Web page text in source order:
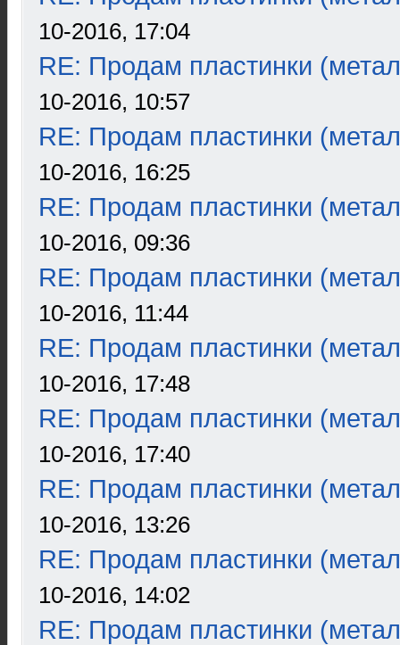
10-2016, 17:04
RE: Продам пластинки
10-2016, 10:57
RE: Продам пластинки
10-2016, 16:25
RE: Продам пластинки
10-2016, 09:36
RE: Продам пластинки
10-2016, 11:44
RE: Продам пластинки
10-2016, 17:48
RE: Продам пластинки
10-2016, 17:40
RE: Продам пластинки
10-2016, 13:26
RE: Продам пластинки
10-2016, 14:02
RE: Продам пластинки